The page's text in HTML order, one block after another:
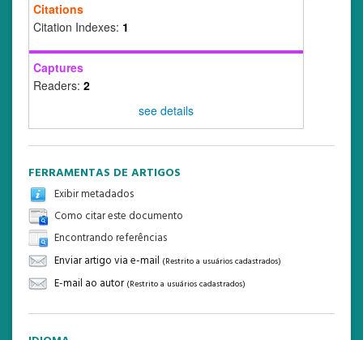
Citations
Citation Indexes: 1
Captures
Readers: 2
see details
FERRAMENTAS DE ARTIGOS
Exibir metadados
Como citar este documento
Encontrando referências
Enviar artigo via e-mail (Restrito a usuários cadastrados)
E-mail ao autor (Restrito a usuários cadastrados)